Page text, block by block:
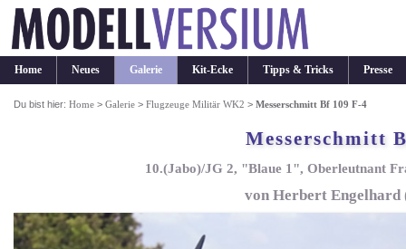
Home Neues Galerie Kit-Ecke Tipps & Tricks Presse
Du bist hier:Home >Galerie >Flugzeuge Militär WK2 >Messerschmitt Bf 109 F-4
Messerschmitt
10.(Jabo)/JG 2, "Blaue 1", Oberleutnant
von Herbert Engelhard